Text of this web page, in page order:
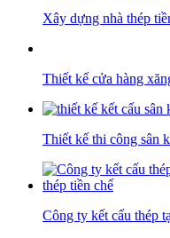
Xây dựng nhà thép
Thiết kế cửa hàng
Thiết kế thi công sân
Công ty kết cấu thép